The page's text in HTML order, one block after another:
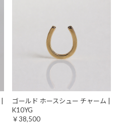
ゴールド ホースシュー チャーム |
K10YG
￥38,500